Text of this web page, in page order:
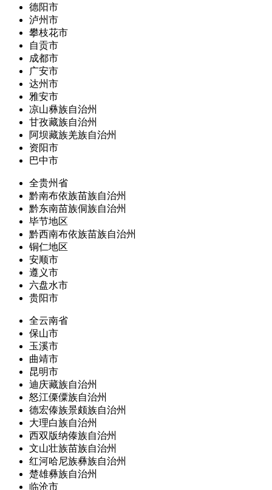
德阳市
泸州市
攀枝花市
自贡市
成都市
广安市
达州市
雅安市
凉山彝族自治州
甘孜藏族自治州
阿坝藏族羌族自治州
资阳市
巴中市
全贵州省
黔南布依族苗族自治州
黔东南苗族侗族自治州
毕节地区
黔西南布依族苗族自治州
铜仁地区
安顺市
遵义市
六盘水市
贵阳市
全云南省
保山市
玉溪市
曲靖市
昆明市
迪庆藏族自治州
怒江傈僳族自治州
德宏傣族景颇族自治州
大理白族自治州
西双版纳傣族自治州
文山壮族苗族自治州
红河哈尼族彝族自治州
楚雄彝族自治州
临沧市